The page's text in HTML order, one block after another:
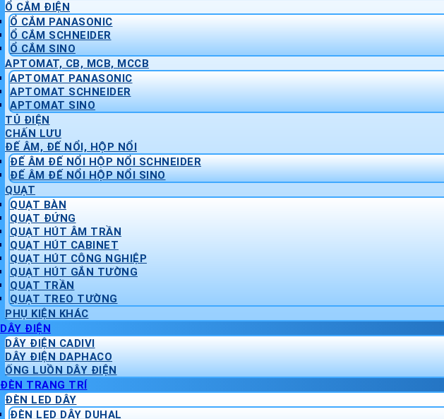
Ổ CẮM ĐIỆN
Ổ CẮM PANASONIC
Ổ CẮM SCHNEIDER
Ổ CẮM SINO
APTOMAT, CB, MCB, MCCB
APTOMAT PANASONIC
APTOMAT SCHNEIDER
APTOMAT SINO
TỦ ĐIỆN
CHẤN LƯU
ĐẾ ÂM, ĐẾ NỔI, HỘP NỔI
ĐẾ ÂM ĐẾ NỔI HỘP NỔI SCHNEIDER
ĐẾ ÂM ĐẾ NỔI HỘP NỔI SINO
QUẠT
QUẠT BÀN
QUẠT ĐỨNG
QUẠT HÚT ÂM TRẦN
QUẠT HÚT CABINET
QUẠT HÚT CÔNG NGHIỆP
QUẠT HÚT GẮN TƯỜNG
QUẠT TRẦN
QUẠT TREO TƯỜNG
PHỤ KIỆN KHÁC
DÂY ĐIỆN
DÂY ĐIỆN CADIVI
DÂY ĐIỆN DAPHACO
ỐNG LUỒN DÂY ĐIỆN
ĐÈN TRANG TRÍ
ĐÈN LED DÂY
ĐÈN LED DÂY DUHAL